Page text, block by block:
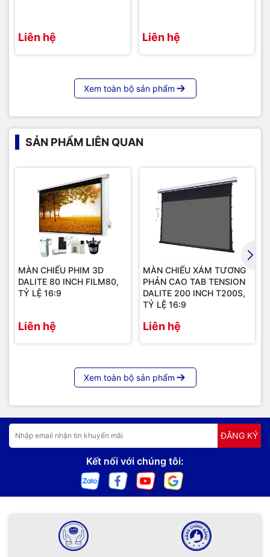
dụng, tối ưu hóa không gian lưu trữ. Tóm lại, màn hình này
không chỉ là một phụ kiện hữu ích mà còn là một phần không
=> Màn chiếu cố định chính hãng, giá rẻ, bảo hành 1 đổi 1
Hình ảnh lắp đặt thực tế sản phẩm
Liên hệ Liên hệ
Xem toàn bộ sản phẩm
SẢN PHẨM LIÊN QUAN
MÀN CHIẾU PHIM 3D
DALITE 80 INCH FILM80,
TỶ LỆ 16:9
Liên hệ
MÀN CHIẾU XÁM TƯƠNG
PHẢN CAO TAB TENSION
DALITE 200 INCH T200S,
TỶ LỆ 16:9
Liên hệ
Xem toàn bộ sản phẩm
ĐĂNG KÝ
Kết nối với chúng tôi: